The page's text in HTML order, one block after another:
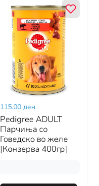
115.00 ден.
Pedigree ADULT
Парчиња со
Говедско во желе
[Конзерва 400гр]